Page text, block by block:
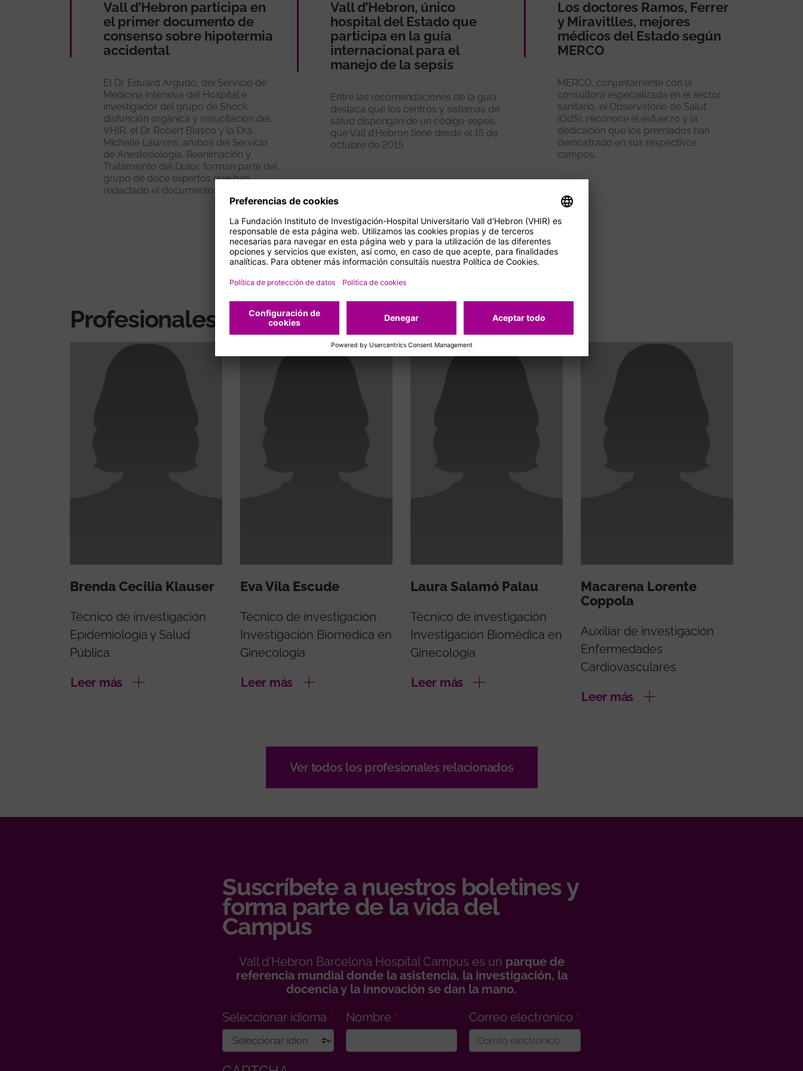
Vall d’Hebron participa en
el primer documento de
consenso sobre hipotermia
accidental
El Dr. Eduard Argudo, del Servicio de
Medicina Intensiva del Hospital e
investigador del grupo de Shock,
disfunción orgánica y resucitación del
VHIR, el Dr. Robert Blasco y la Dra.
Michelle Laurens, ambos del Servicio
de Anestesiología, Reanimación y
Tratamiento del Dolor, forman parte del
grupo de doce expertos que han
redactado el documento.
Vall d’Hebron, único
hospital del Estado que
participa en la guía
internacional para el
manejo de la sepsis
Entre las recomendaciones de la guía
destaca que los centros y sistemas de
salud dispongan de un código sepsis,
que Vall d’Hebron tiene desde el 15 de
octubre de 2015.
Los doctores Ramos, Ferrer
y Miravitlles, mejores
médicos del Estado según
MERCO
MERCO, conjuntamente con la
consultora especializada en el sector
sanitario, el Observatorio de Salut
(OdS), reconoce el esfuerzo y la
dedicación que los premiados han
demostrado en sus respectivos
campos.
Ver más
Profesionales relacionados
Brenda Cecilia Klauser
Técnico de investigación
Epidemiología y Salud
Pública
Leer más
Eva Vila Escude
Técnico de investigación
Investigación Biomédica en
Ginecología
Leer más
Laura Salamó Palau
Técnico de investigación
Investigación Biomédica en
Ginecología
Leer más
Macarena Lorente
Coppola
Auxiliar de investigación
Enfermedades
Cardiovasculares
Leer más
Ver todos los profesionales relacionados
Suscríbete a nuestros boletines y
forma parte de la vida del
Campus
Vall d'Hebron Barcelona Hospital Campus es un parque de
referencia mundial donde la asistencia, la investigación, la
docencia y la innovación se dan la mano.
Seleccionar idioma
Nombre Correo electrónico